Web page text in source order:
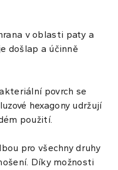
v oblasti paty a
došlap a účinně
povrch se
hexagony udržují
použití.
pro všechny druhy
Díky možnosti